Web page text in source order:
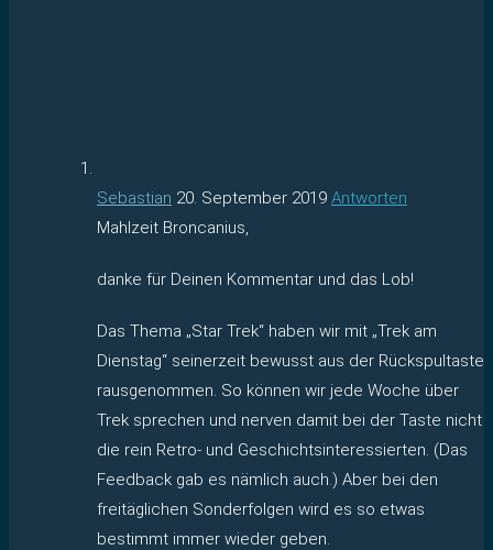
Sebastian 20. September 2019 Antworten
Mahlzeit Broncanius,
danke für Deinen Kommentar und das Lob!
Das Thema „Star Trek“ haben wir mit „Trek am
Dienstag“ seinerzeit bewusst aus der Rückspultaste
rausgenommen. So können wir jede Woche über
Trek sprechen und nerven damit bei der Taste nicht
die rein Retro- und Geschichtsinteressierten. (Das
Feedback gab es nämlich auch.) Aber bei den
freitäglichen Sonderfolgen wird es so etwas
bestimmt immer wieder geben.